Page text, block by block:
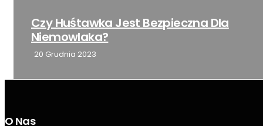
Co Zawiera Wyprawka Do Szpitala Dla
Mamy I...
1 Grudnia 2023
O Nas